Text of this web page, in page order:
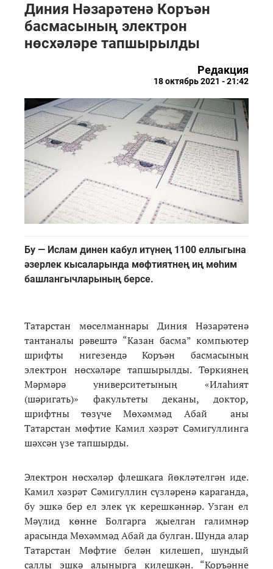
Диния Нәзарәтенә Коръән
басмасының электрон
нөсхәләре тапшырылды
Редакция
18 октябрь 2021 - 21:42
Бу — Ислам динен кабул итүнең 1100 еллыгына
әзерлек кысаларында мөфтиятнең иң мөһим
башлангычларының берсе.
Татарстан мөселманнары Диния Нәзарәтенә
тантаналы рәвештә “Казан басма” компьютер
шрифты нигезендә Коръән басмасының
электрон нөсхәләре тапшырылды. Төркиянең
Мәрмәрә университетының «Илаһият
(шәригать)» факультеты деканы, доктор,
шрифтны төзүче Мөхәммәд Абай аны
Татарстан мөфтие Камил хәзрәт Сәмигуллинга
шәхсән үзе тапшырды.
Электрон нөсхәләр флешкага йөкләтелгән иде.
Камил хәзрәт Сәмигуллин сүзләренә караганда,
бу эшкә бер ел элек үк керешкәннәр. Узган ел
Мәүлид көнне Болгарга җыелган галимнәр
арасында Мөхәммәд Абай да булган. Шунда алар
Татарстан Мөфтие белән килешеп, шундый
саллы эшкә алынырга килешкән. “Коръәнне